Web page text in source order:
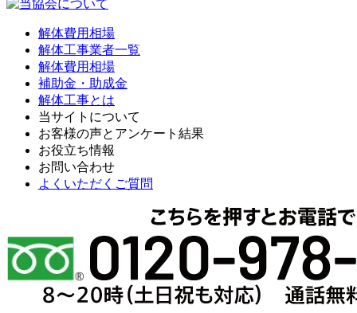
解体費用相場
解体工事業者一覧
解体費用相場
補助金・助成金
解体工事とは
当サイトについて
お客様の声とアンケート結果
お役立ち情報
お問い合わせ
よくいただくご質問